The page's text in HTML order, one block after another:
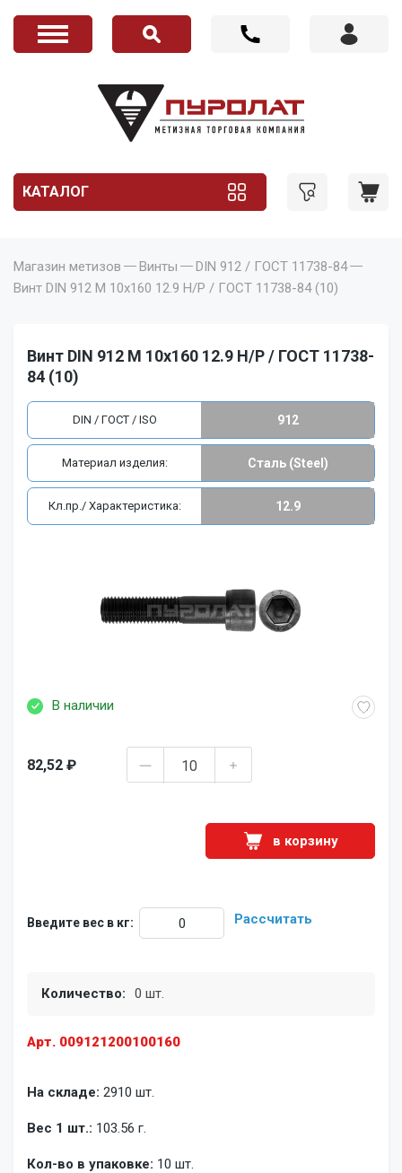
КАТАЛОГ
Магазин метизов Винты
DIN 912 / ГОСТ 11738-84
Винт DIN 912 M 10x160 12.9 Н/Р / ГОСТ 11738-84 (10)
Винт DIN 912 M 10x160 12.9 Н/Р / ГОСТ 11738-
84 (10)
Арт. 009121200100160
В наличии
На складе: 2910 шт.
Вес 1 шт.: 103.56 г.
Кол-во в упаковке: 10 шт.
82,52 ₽
в корзину
Введите вес в кг: Рассчитать
Количество: 0 шт.
DIN / ГОСТ / ISO 912
Материал изделия: Сталь (Steel)
Кл.пр./ Характеристика: 12.9